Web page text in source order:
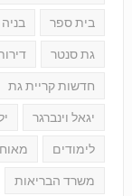
בית ספר בניה
גת סנטר
חדשות קריית גת
יגאל וינברגר
לימודים
משרד הבריאות